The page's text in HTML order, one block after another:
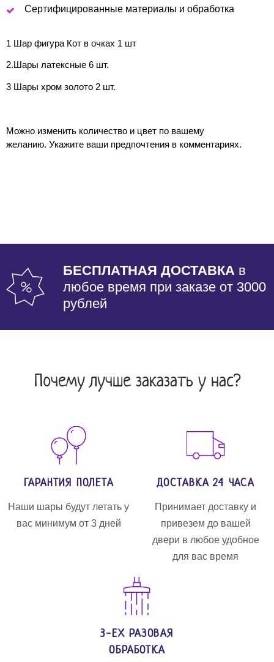
Сертифицированные материалы и обработка
1 Шар фигура Кот в очках 1 шт
2.Шары латексные 6 шт.
3 Шары хром золото 2 шт.
Можно изменить количество и цвет по вашему
желанию. Укажите ваши предпочтения в комментариях.
БЕСПЛАТНАЯ ДОСТАВКА в
любое время при заказе от 3000
рублей
Почему лучше заказать у нас?
ГАРАНТИЯ ПОЛЕТА
Наши шары будут летать у
вас минимум от 3 дней
ДОСТАВКА 24 ЧАСА
Принимает доставку и
привезем до вашей
двери в любое удобное
для вас время
3-ЕХ РАЗОВАЯ
ОБРАБОТКА